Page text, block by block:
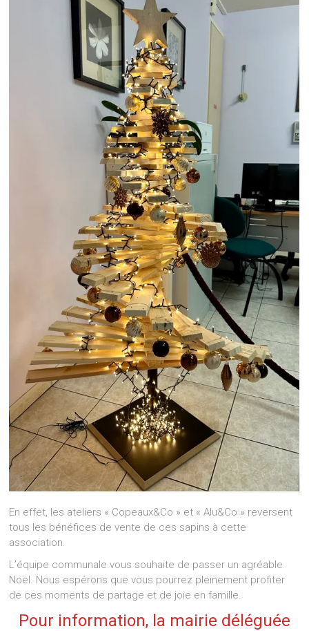
En effet, les ateliers « Copeaux&Co » et « Alu&Co » reversent
tous les bénéfices de vente de ces sapins à cette
association.
L’équipe communale vous souhaite de passer un agréable
Noël. Nous espérons que vous pourrez pleinement profiter
de ces moments de partage et de joie en famille.
Pour information, la mairie déléguée